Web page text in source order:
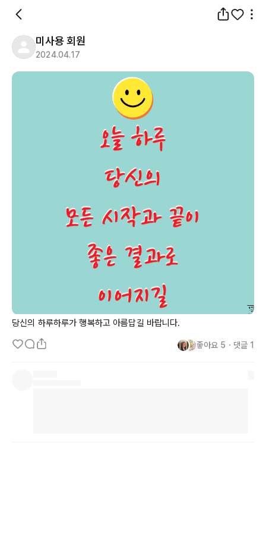
미사용 회원
2024.04.17
당신의 하루하루가 행복하고 아름답길 바랍니다.
좋아요 5 ・ 댓글 1